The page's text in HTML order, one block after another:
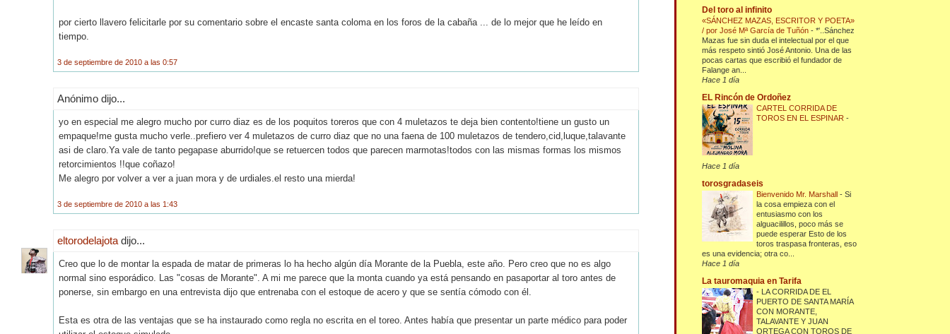
por cierto llavero felicitarle por su comentario sobre el encaste santa coloma en los foros de la cabaña ... de lo mejor que he leído en
tiempo.
3 de septiembre de 2010 a las 0:57
Anónimo dijo...
yo en especial me alegro mucho por curro diaz es de los poquitos toreros que con 4 muletazos te deja bien contento!tiene un gusto un
empaque!me gusta mucho verle..prefiero ver 4 muletazos de curro diaz que no una faena de 100 muletazos de tendero,cid,luque,talavante
asi de claro.Ya vale de tanto pegapase aburrido!que se retuercen todos que parecen marmotas!todos con las mismas formas los mismos
retorcimientos !!que coñazo!
Me alegro por volver a ver a juan mora y de urdiales.el resto una mierda!
3 de septiembre de 2010 a las 1:43
eltorodelajota dijo...
Creo que lo de montar la espada de matar de primeras lo ha hecho algún día Morante de la Puebla, este año. Pero creo que no es algo
normal sino esporádico. Las "cosas de Morante". A mi me parece que la monta cuando ya está pensando en pasaportar al toro antes de
ponerse, sin embargo en una entrevista dijo que entrenaba con el estoque de acero y que se sentía cómodo con él.
Esta es otra de las ventajas que se ha instaurado como regla no escrita en el toreo. Antes había que presentar un parte médico para poder
Del toro al infinito
«SÁNCHEZ MAZAS, ESCRITOR Y POETA»
/ por José Mª García de Tuñón-*'..Sánchez
Mazas fue sin duda el intelectual por el que
más respeto sintió José Antonio. Una de las
pocas cartas que escribió el fundador de
Falange an...
Hace 1 día
EL Rincón de Ordoñez
CARTEL CORRIDA DE
TOROS EN EL ESPINAR-
Hace 1 día
torosgradaseis
Bienvenido Mr. Marshall-Si
la cosa empieza con el
entusiasmo con los
alguacilillos, poco más se
puede esperar Esto de los
toros traspasa fronteras, eso
es una evidencia; otra co...
Hace 1 día
La tauromaquia en Tarifa
- LA CORRIDA DE EL
PUERTO DE SANTA MARÍA
CON MORANTE,
TALAVANTE Y JUAN
ORTEGA CON TOROS DE